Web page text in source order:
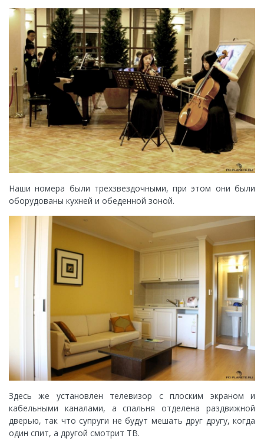
Наши номера были трехзвездочными, при этом они были
оборудованы кухней и обеденной зоной.
Здесь же установлен телевизор с плоским экраном и
кабельными каналами, а спальня отделена раздвижной
дверью, так что супруги не будут мешать друг другу, когда
один спит, а другой смотрит ТВ.